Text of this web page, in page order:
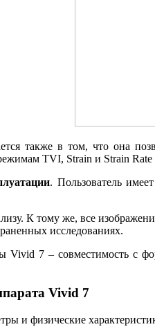
также в том, что она
TVI, Strain и Strain Rate
. Пользователь
К тому же, все
исследованиях.
7 – совместимость с
Vivid 7
и физические